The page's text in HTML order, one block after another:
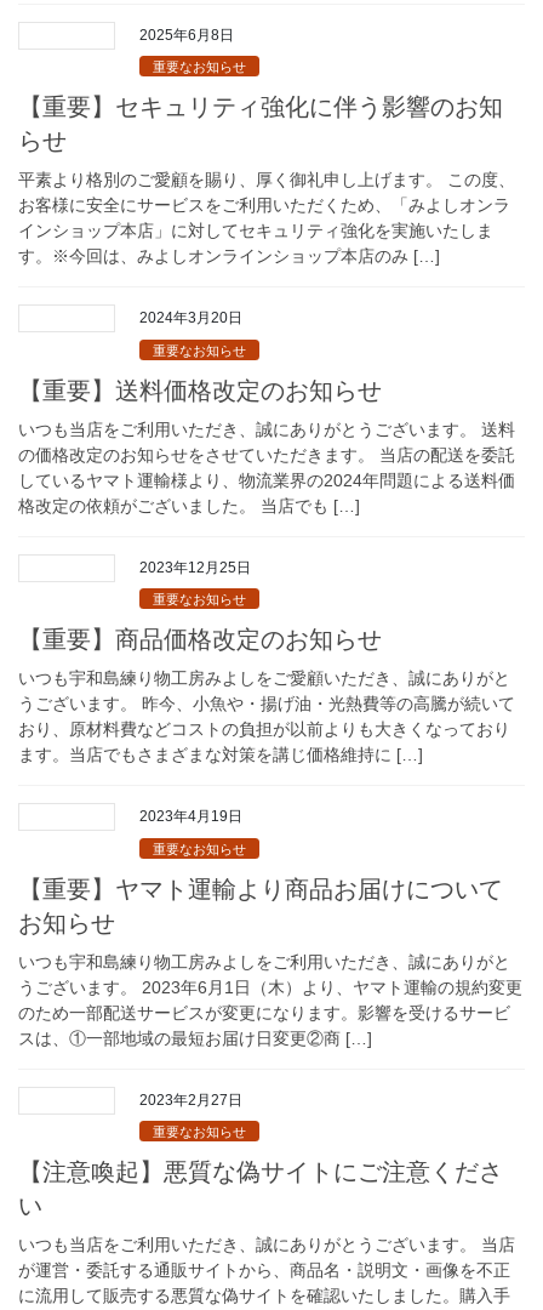
2025年6月8日
重要なお知らせ
【重要】セキュリティ強化に伴う影響のお知
らせ
平素より格別のご愛顧を賜り、厚く御礼申し上げます。 この度、
お客様に安全にサービスをご利用いただくため、「みよしオンラ
インショップ本店」に対してセキュリティ強化を実施いたしま
す。※今回は、みよしオンラインショップ本店のみ […]
2024年3月20日
重要なお知らせ
【重要】送料価格改定のお知らせ
いつも当店をご利用いただき、誠にありがとうございます。 送料
の価格改定のお知らせをさせていただきます。 当店の配送を委託
しているヤマト運輸様より、物流業界の2024年問題による送料価
格改定の依頼がございました。 当店でも […]
2023年12月25日
重要なお知らせ
【重要】商品価格改定のお知らせ
いつも宇和島練り物工房みよしをご愛顧いただき、誠にありがと
うございます。 昨今、小魚や・揚げ油・光熱費等の高騰が続いて
おり、原材料費などコストの負担が以前よりも大きくなっており
ます。当店でもさまざまな対策を講じ価格維持に […]
2023年4月19日
重要なお知らせ
【重要】ヤマト運輸より商品お届けについて
お知らせ
いつも宇和島練り物工房みよしをご利用いただき、誠にありがと
うございます。 2023年6月1日（木）より、ヤマト運輸の規約変更
のため一部配送サービスが変更になります。影響を受けるサービ
スは、①一部地域の最短お届け日変更②商 […]
2023年2月27日
重要なお知らせ
【注意喚起】悪質な偽サイトにご注意くださ
い
いつも当店をご利用いただき、誠にありがとうございます。 当店
が運営・委託する通販サイトから、商品名・説明文・画像を不正
に流用して販売する悪質な偽サイトを確認いたしました。購入手